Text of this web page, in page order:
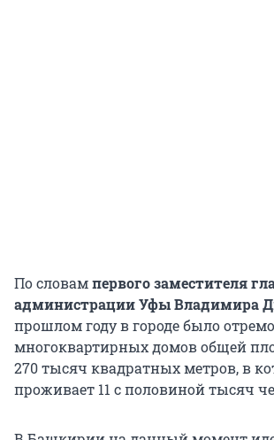
По словампервого заместителя
администрации Уфы Владимира
прошлом году в городе было
многоквартирных домов общей
270 тысяч квадратных метров, в
проживает 11 с половиной тысяч